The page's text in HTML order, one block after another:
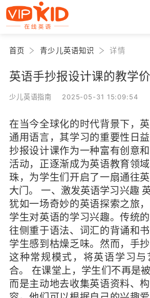
首页 青少儿英语知识 详情
英语手抄报设计课的教学
少儿英语指南 2025-05-31 15:09:54
在当今全球化的时代背景下，
通用语言，其学习的重要性日
抄报设计课作为一种富有创意
活动，正逐渐成为英语教育领
珠，为学生们开启了一扇通往
大门。 一、激发英语学习兴趣
犹如一场奇妙的英语探索之旅
学生对英语的学习兴趣。传统
往侧重于语法、词汇的背诵和
学生感到枯燥乏味。然而，手
这种常规模式，将英语学习与
合。 在课堂上，学生们不再是
而是主动地去收集英语资料、